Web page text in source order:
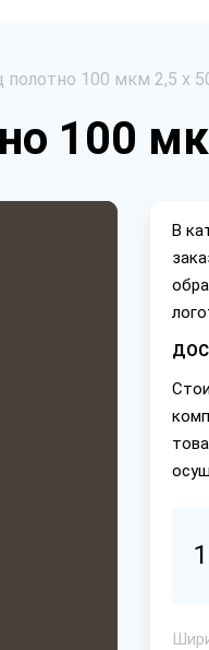
полотно 100 мкм 2,5 х
100
В